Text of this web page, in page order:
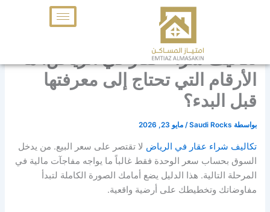
تكاليف شراء عقار في الرياض: ما
الأرقام التي تحتاج إلى معرفتها
قبل البدء؟
بواسطة Saudi Rocks
/مايو 23, 2026
تكاليف شراء عقار في الرياض لا تقتصر على سعر البيع. من يدخل
السوق بحساب سعر الوحدة فقط غالباً ما يواجه مفاجآت مالية في
المرحلة التالية. هذا الدليل يضع أمامك الصورة الكاملة لتبدأ
مفاوضاتك وتخطيطك على أرضية واقعية.